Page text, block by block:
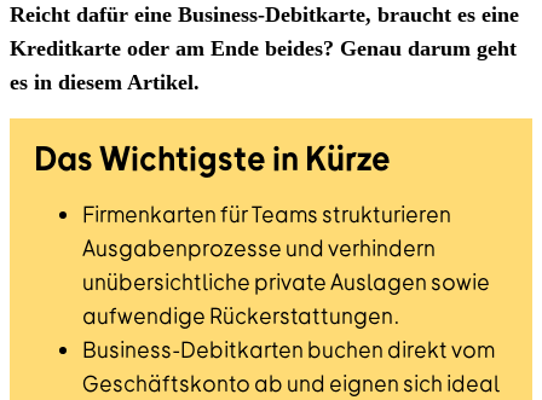
Reicht dafür eine Business-Debitkarte, braucht es eine
Kreditkarte oder am Ende beides? Genau darum geht
es in diesem Artikel.
Das Wichtigste in Kürze
Firmenkarten für Teams strukturieren
Ausgabenprozesse und verhindern
unübersichtliche private Auslagen sowie
aufwendige Rückerstattungen.
Business-Debitkarten buchen direkt vom
Geschäftskonto ab und eignen sich ideal